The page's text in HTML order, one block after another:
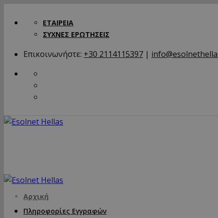
ΕΤΑΙΡΕΙΑ
ΣΥΧΝΕΣ ΕΡΩΤΗΣΕΙΣ
Επικοινωνήστε: +30 2114115397 |
Πληροφορίες Εγγραφών
Αρχική